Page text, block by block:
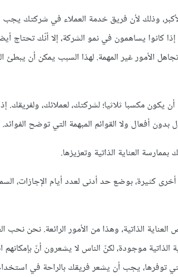
وذلك لأن فريق خدمة العملاء في شركتك
كانوا يساهمون في نمو الشركة، إلا أنّك تحتاج
الأمور غير المهمة. لهذا السبب يمكن أن يبطئ
أن يكون مكسبا ثلاثيا؛ لشركتك، لعملائك،
بدون أفعال ولا القوائم المبهمة التي توضح الفوائد.
العناية الذاتية وتعزيزها.
كثيرة، بوضع حد أدنى لعدد أيام الإجازات،
الذاتية، وهذا من الأمور الرائعة. نحن نحب
موجودة، لكنّ الناس لا يشعرون أنّ
توفرها، يجب أن يشعر فريقك بالراحة في